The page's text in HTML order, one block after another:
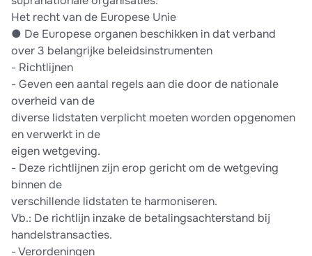
Het recht van de Europese Unie
●​ De Europese organen beschikken in dat verband
over 3 belangrijke beleidsinstrumenten
-​ Richtlijnen
-​ Geven een aantal regels aan die door de nationale
overheid van de
diverse lidstaten verplicht moeten worden opgenomen
en verwerkt in de
eigen wetgeving.
-​ Deze richtlijnen zijn erop gericht om de wetgeving
binnen de
verschillende lidstaten te harmoniseren.
Vb.: De richtlijn inzake de betalingsachterstand bij
handelstransacties.
-​ Verordeningen